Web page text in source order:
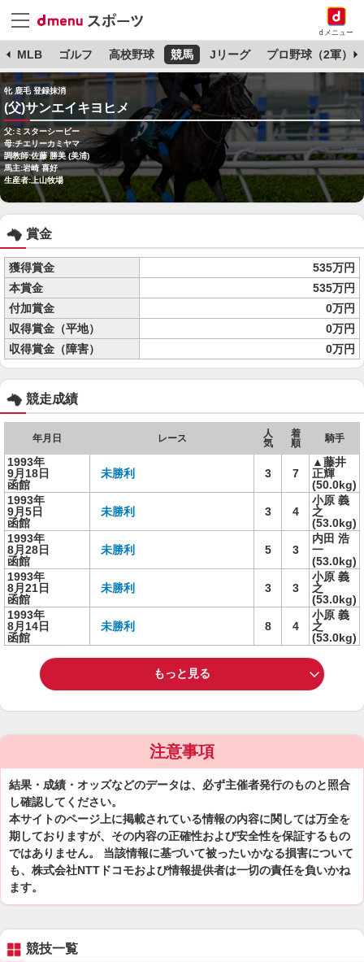
dメニュー
MLB ゴルフ 高校野球 競馬 Jリーグ プロ野球（2軍）
牝 鹿毛 登録抹消
(父)サンエイキヨヒメ
父:ミスターシービー
母:チエリーカミヤマ
調教師:佐藤 勝美 (美浦)
馬主:岩崎 喜好
生産者:上山牧場
賞金
獲得賞金
535万円
本賞金
535万円
付加賞金
0万円
収得賞金（平地）
0万円
収得賞金（障害）
0万円
競走成績
年月日 レース
人
気
着
順
騎手
1993年
9月18日
函館
未勝利 3 7
▲藤井
正輝
(50.0kg)
1993年
9月5日
函館
未勝利 3 4
小原 義
之
(53.0kg)
1993年
8月28日
函館
未勝利 5 3
内田 浩
一
(53.0kg)
1993年
8月21日
函館
未勝利 3 3
小原 義
之
(53.0kg)
1993年
8月14日
函館
未勝利 8 4
小原 義
之
(53.0kg)
もっと見る
注意事項
結果・成績・オッズなどのデータは、必ず主催者発行のものと照合
し確認してください。
本サイトのページ上に掲載されている情報の内容に関しては万全を
期しておりますが、その内容の正確性および安全性を保証するもの
ではありません。 当該情報に基づいて被ったいかなる損害について
も、株式会社NTTドコモおよび情報提供者は一切の責任を負いかね
ます。
競技一覧